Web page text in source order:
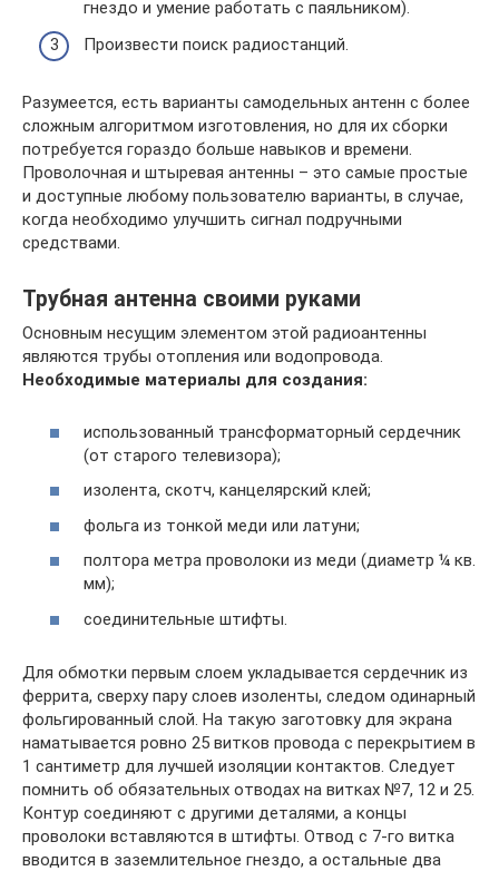
гнездо и умение работать с паяльником).
Произвести поиск радиостанций.
Разумеется, есть варианты самодельных антенн с более
сложным алгоритмом изготовления, но для их сборки
потребуется гораздо больше навыков и времени.
Проволочная и штыревая антенны – это самые простые
и доступные любому пользователю варианты, в случае,
когда необходимо улучшить сигнал подручными
средствами.
Трубная антенна своими руками
Основным несущим элементом этой радиоантенны
являются трубы отопления или водопровода.
Необходимые материалы для создания:
использованный трансформаторный сердечник
(от старого телевизора);
изолента, скотч, канцелярский клей;
фольга из тонкой меди или латуни;
полтора метра проволоки из меди (диаметр ¼ кв.
мм);
соединительные штифты.
Для обмотки первым слоем укладывается сердечник из
феррита, сверху пару слоев изоленты, следом одинарный
фольгированный слой. На такую заготовку для экрана
наматывается ровно 25 витков провода с перекрытием в
1 сантиметр для лучшей изоляции контактов. Следует
помнить об обязательных отводах на витках №7, 12 и 25.
Контур соединяют с другими деталями, а концы
проволоки вставляются в штифты. Отвод с 7-го витка
вводится в заземлительное гнездо, а остальные два